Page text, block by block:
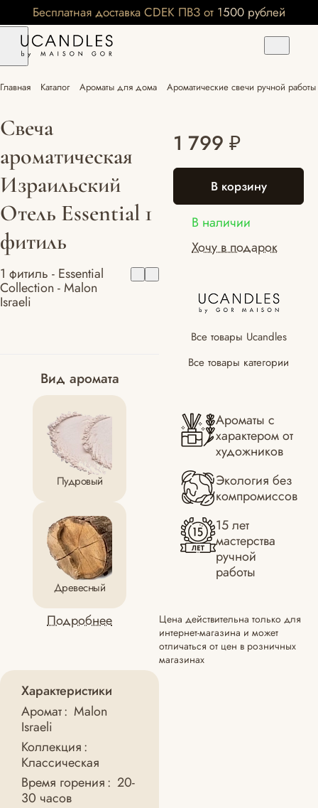
Бесплатная доставка CDEK ПВЗ от 1500 рублей
Главная Каталог Ароматы для дома Ароматические свечи ручной работы
Свеча
ароматическая
Израильский
Отель Essential 1
фитиль
1 фитиль - Essential
Collection - Malon
Israeli
Вид аромата
Пудровый
Древесный
Подробнее
Характеристики
Аромат: Malon
Israeli
Коллекция:
Классическая
Время горения: 20-
30 часов
1 799 ₽
В корзину
В наличии
Хочу в подарок
Все товары Ucandles
Все товары категории
Ароматы с
характером от
художников
Экология без
компромиссов
15 лет
мастерства
ручной
работы
Цена действительна только для
интернет-магазина и может
отличаться от цен в розничных
магазинах